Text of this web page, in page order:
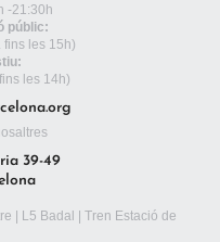
-21:30h
públic:
fins les 15h)
les 14h)
39-49
| L5 Badal | Tren Estació de